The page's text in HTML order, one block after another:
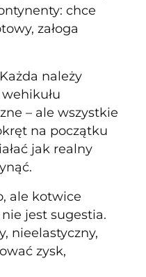
chce
załoga
należy
– ale wszystkie
na początku
jak realny
ale kotwice
jest sugestia.
nieelastyczny,
zysk,